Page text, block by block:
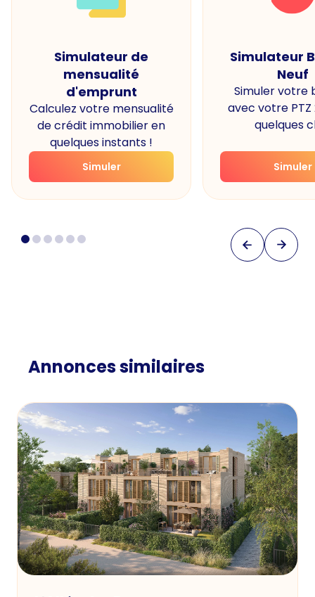
Simulateur de
mensualité
d'emprunt
Calculez votre mensualité
de crédit immobilier en
quelques instants !
Simuler
Simulateur
Neuf
Simuler votre
avec votre PTZ
quelques
Simuler
Annonces similaires